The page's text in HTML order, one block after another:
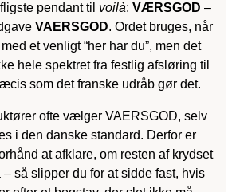
pendant til voilà: VÆRSGOD –
VAERSGOD. Ordet bruges, når
et venligt “her har du”, men det
hele spektret fra festlig afsløring til
som det franske udråb gør det.
ofte vælger VAERSGOD, selv
i den danske standard. Derfor er
at afklare, om resten af krydset
så slipper du for at sidde fast, hvis